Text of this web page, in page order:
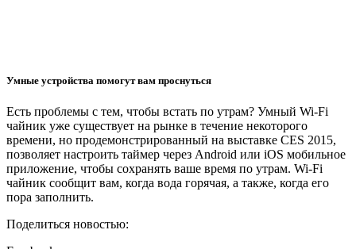
Умные устройства помогут вам проснуться
Есть проблемы с тем, чтобы встать по утрам? Умный Wi-Fi
чайник уже существует на рынке в течение некоторого
времени, но продемонстрированный на выставке CES 2015,
позволяет настроить таймер через Android или iOS мобильное
приложение, чтобы сохранять ваше время по утрам. Wi-Fi
чайник сообщит вам, когда вода горячая, а также, когда его
пора заполнить.
Поделиться новостью: